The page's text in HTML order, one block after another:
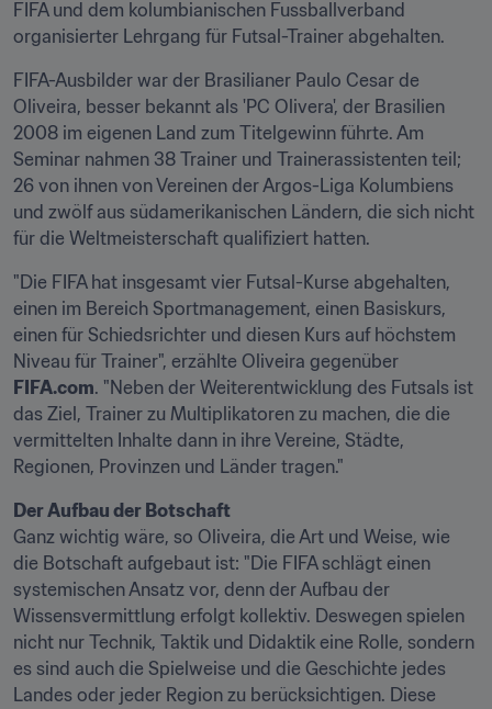
FIFA und dem kolumbianischen Fussballverband
organisierter Lehrgang für Futsal-Trainer abgehalten.
FIFA-Ausbilder war der Brasilianer Paulo Cesar de
Oliveira, besser bekannt als 'PC Olivera', der Brasilien
2008 im eigenen Land zum Titelgewinn führte. Am
Seminar nahmen 38 Trainer und Trainerassistenten teil;
26 von ihnen von Vereinen der Argos-Liga Kolumbiens
und zwölf aus südamerikanischen Ländern, die sich nicht
für die Weltmeisterschaft qualifiziert hatten.
"Die FIFA hat insgesamt vier Futsal-Kurse abgehalten,
einen im Bereich Sportmanagement, einen Basiskurs,
einen für Schiedsrichter und diesen Kurs auf höchstem
FIFA.com. "Neben der Weiterentwicklung des Futsals ist
das Ziel, Trainer zu Multiplikatoren zu machen, die die
vermittelten Inhalte dann in ihre Vereine, Städte,
Regionen, Provinzen und Länder tragen."
Der Aufbau der Botschaft
Ganz wichtig wäre, so Oliveira, die Art und Weise, wie
die Botschaft aufgebaut ist: "Die FIFA schlägt einen
systemischen Ansatz vor, denn der Aufbau der
Wissensvermittlung erfolgt kollektiv. Deswegen spielen
nicht nur Technik, Taktik und Didaktik eine Rolle, sondern
es sind auch die Spielweise und die Geschichte jedes
Landes oder jeder Region zu berücksichtigen. Diese